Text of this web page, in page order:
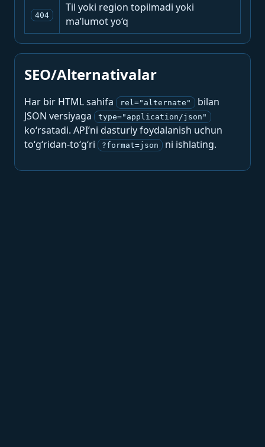
404
Til yoki region topilmadi yoki
ma’lumot yo‘q
SEO/Alternativalar
Har bir HTML sahifa rel="alternate"
bilan
JSON versiyaga
type="application/json"
ko‘rsatadi. API’ni dasturiy foydalanish uchun
to‘g‘ridan-to‘g‘ri
?format=json ni ishlating.